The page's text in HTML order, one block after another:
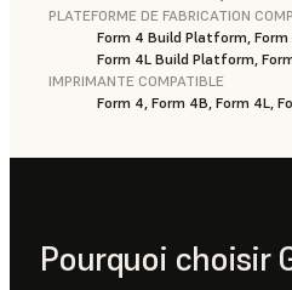
PLATEFORME DE FABRICATION
Form 4 Build Platform,
Form 4L Build Platform,
IMPRIMANTE COMPATIBLE
Form 4, Form 4B, Form 4L,
Pourquoi choisir